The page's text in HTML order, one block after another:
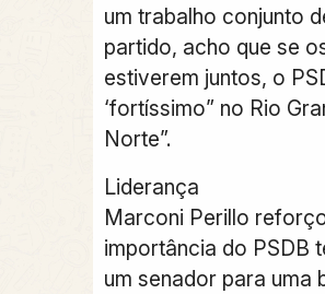
um trabalho conjunto
partido, acho que se
estiverem juntos, o
‘fortíssimo” no Rio
Norte”.
Liderança
Marconi Perillo
importância do PSDB
um senador para uma